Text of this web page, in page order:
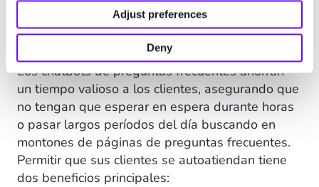
Adjust preferences
Deny
de un chatbot de
preguntas frecuentes?
Los chatbots de preguntas frecuentes ahorran
un tiempo valioso a los clientes, asegurando que
no tengan que esperar en espera durante horas
o pasar largos períodos del día buscando en
montones de páginas de preguntas frecuentes.
Permitir que sus clientes se autoatiendan tiene
dos beneficios principales: